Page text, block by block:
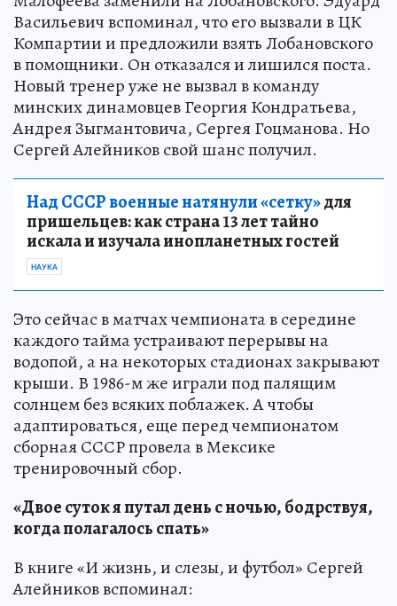
Васильевич вспоминал, что его вызвали в ЦК
Компартии и предложили взять Лобановского
в помощники. Он отказался и лишился поста.
Новый тренер уже не вызвал в команду
минских динамовцев Георгия Кондратьева,
Андрея Зыгмантовича, Сергея Гоцманова. Но
Сергей Алейников свой шанс получил.
Над СССР военные натянули «сетку»для
пришельцев: как страна 13 лет тайно
искала и изучала инопланетных гостей
НАУКА
Это сейчас в матчах чемпионата в середине
каждого тайма устраивают перерывы на
водопой, а на некоторых стадионах закрывают
крыши. В 1986-м же играли под палящим
солнцем без всяких поблажек. А чтобы
адаптироваться, еще перед чемпионатом
сборная СССР провела в Мексике
тренировочный сбор.
«Двое суток я путал день с ночью, бодрствуя,
когда полагалось спать»
В книге «И жизнь, и слезы, и футбол» Сергей
Алейников вспоминал: